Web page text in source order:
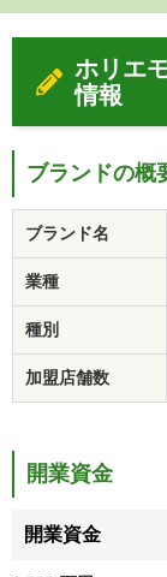
ホリエ
情報
ブランドの概
ブランド名
業種
種別
加盟店舗数
開業資金
開業資金